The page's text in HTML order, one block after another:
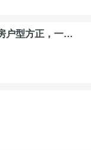
悦荣府套四户型，清水房户型方正，一口价94，8